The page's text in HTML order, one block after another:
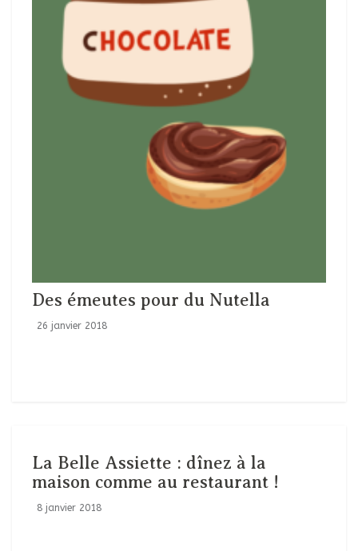
Des émeutes pour du Nutella
26 janvier 2018
La Belle Assiette : dînez à la
maison comme au restaurant !
8 janvier 2018